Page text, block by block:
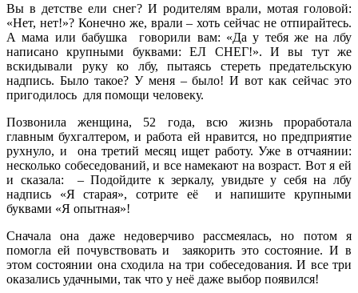
Вы в детстве ели снег? И родителям врали, мотая головой:
«Нет, нет!»? Конечно же, врали – хоть сейчас не отпирайтесь.
А мама или бабушка говорили вам: «Да у тебя же на лбу
написано крупными буквами: ЕЛ СНЕГ!». И вы тут же
вскидывали руку ко лбу, пытаясь стереть предательскую
надпись. Было такое? У меня – было! И вот как сейчас это
пригодилось для помощи человеку.
Позвонила женщина, 52 года, всю жизнь проработала
главным бухгалтером, и работа ей нравится, но предприятие
рухнуло, и она третий месяц ищет работу. Уже в отчаянии:
несколько собеседований, и все намекают на возраст. Вот я ей
и сказала: – Подойдите к зеркалу, увидьте у себя на лбу
надпись «Я старая», сотрите её и напишите крупными
буквами «Я опытная»!
Сначала она даже недоверчиво рассмеялась, но потом я
помогла ей почувствовать и заякорить это состояние. И в
этом состоянии она сходила на три собеседования. И все три
оказались удачными, так что у неё даже выбор появился!